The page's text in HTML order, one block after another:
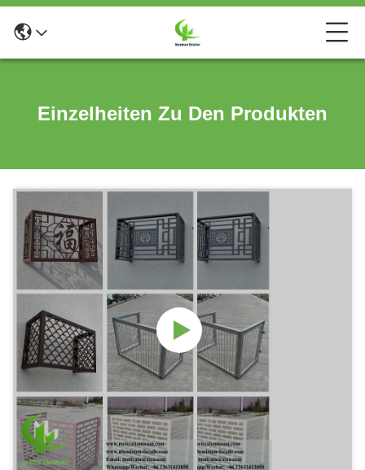
Einzelheiten Zu Den Produkten